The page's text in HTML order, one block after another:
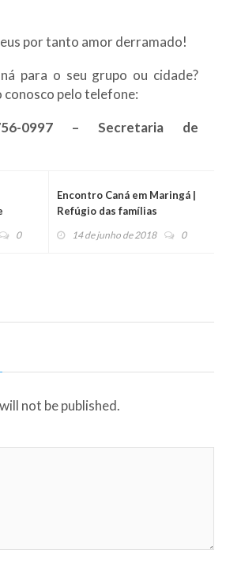
por tanto amor derramado!
para o seu grupo ou cidade?
pelo telefone:
0997 – Secretaria de
0
Encontro Caná em Maringá |
Refúgio das famílias
14 de junho de 2018 0
not be published.